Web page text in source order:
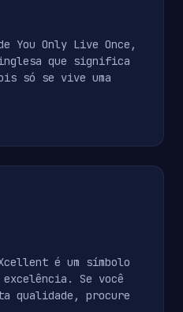
You Only Live Once,
que significa
só se vive uma
é um símbolo
excelência. Se você
qualidade, procure